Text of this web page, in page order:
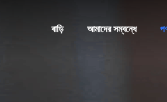
বাড়ি আমাদের সম্বন্ধে